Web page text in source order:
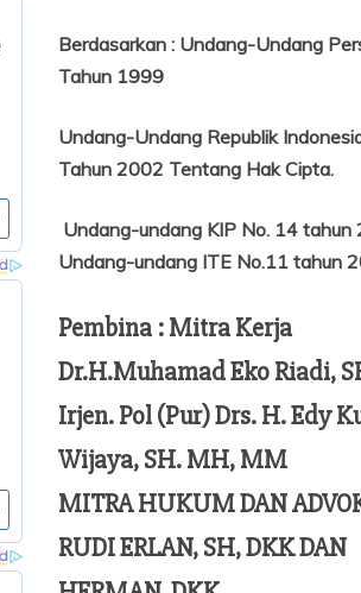
Berdasarkan : Undang-Undang
Tahun 1999
Undang-Undang Republik
Tahun 2002 Tentang Hak Cipta.
Undang-undang KIP No. 14 tahun
Undang-undang ITE No.11 tahun
Pembina : Mitra Kerja
Dr.H.Muhamad Eko Riadi,
Irjen. Pol (Pur) Drs. H. Edy
Wijaya, SH. MH, MM
MITRA HUKUM DAN
RUDI ERLAN, SH, DKK DAN